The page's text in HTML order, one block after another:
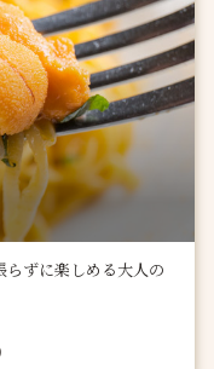
ずに楽しめる大人の